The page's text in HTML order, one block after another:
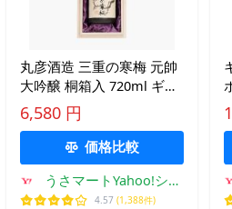
丸彦酒造 三重の寒梅 元帥
大吟醸 桐箱入 720ml ギフ
ト 日本酒 清酒 地酒 大吟
醸 お祝い 贈り物
6,580 円
価格比較
うさマートYahoo!ショ
ッピング店
4.57 (1,388件)